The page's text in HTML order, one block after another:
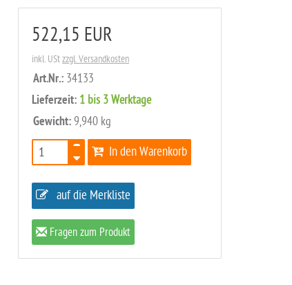
522,15 EUR
inkl. UStzzgl. Versandkosten
Art.Nr.: 34133
Lieferzeit: 1 bis 3 Werktage
Gewicht: 9,940 kg
In den Warenkorb
auf die Merkliste
Fragen zum Produkt